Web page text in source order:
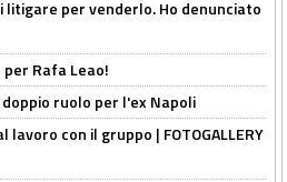
litigare per venderlo. Ho denunciato
Rafa Leao!
ruolo per l'ex Napoli
con il gruppo | FOTOGALLERY